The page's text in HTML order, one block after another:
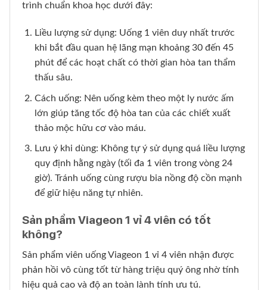
trình chuẩn khoa học dưới đây:
Liều lượng sử dụng: Uống 1 viên duy nhất trước
khi bắt đầu quan hệ lãng mạn khoảng 30 đến 45
phút để các hoạt chất có thời gian hòa tan thẩm
thấu sâu.
Cách uống: Nên uống kèm theo một ly nước ấm
lớn giúp tăng tốc độ hòa tan của các chiết xuất
thảo mộc hữu cơ vào máu.
Lưu ý khi dùng: Không tự ý sử dụng quá liều lượng
quy định hằng ngày (tối đa 1 viên trong vòng 24
giờ). Tránh uống cùng rượu bia nồng độ cồn mạnh
để giữ hiệu năng tự nhiên.
Sản phẩm Viageon 1 vỉ 4 viên có tốt
không?
Sản phẩm viên uống Viageon 1 vỉ 4 viên nhận được
phản hồi vô cùng tốt từ hàng triệu quý ông nhờ tính
hiệu quả cao và độ an toàn lành tính ưu tú.